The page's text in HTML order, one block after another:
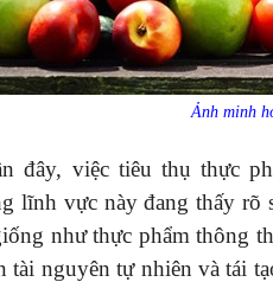
Ảnh minh
đây, việc tiêu thụ thực
lĩnh vực này đang thấy
như thực phẩm thông
tài nguyên tự nhiên và tái